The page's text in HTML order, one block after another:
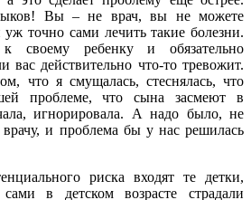
Вы – не врач, вы не можете
точно сами лечить такие болезни.
к своему ребенку и обязательно
вас действительно что-то тревожит.
что я смущалась, стеснялась, что
проблеме, что сына засмеют в
игнорировала. А надо было, не
врачу, и проблема бы у нас решилась
риска входят те детки,
в детском возрасте страдали